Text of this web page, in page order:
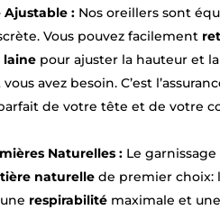
Ajustable :Nos oreillers sont
Vous pouvez facilement
lainepour ajuster la hauteur et
avez besoin. C’est
de votre tête et de votre
Naturelles :Le garnissage
naturellede premier choix:
respirabilitémaximale et une